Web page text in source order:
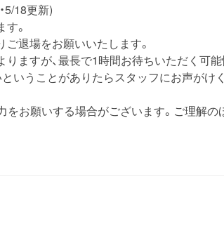
5/18更新)
。
ご退場をお願いいたします。
りますが、最長で1時間お待ちいただく可能
ということがありたらスタッフにお声がけ
をお願いする場合がございます。ご理解の